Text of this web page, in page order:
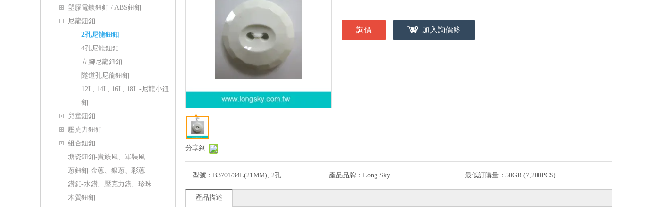
塑膠電鍍鈕釦 / ABS鈕釦
尼龍鈕釦
2孔尼龍鈕釦
4孔尼龍鈕釦
立腳尼龍鈕釦
隧道孔尼龍鈕釦
12L, 14L, 16L, 18L -尼龍小鈕
釦
兒童鈕釦
壓克力鈕釦
組合鈕釦
塘瓷鈕釦-貴族風、軍裝風
蔥鈕釦-金蔥、銀蔥、彩蔥
鑽釦-水鑽、壓克力鑽、珍珠
木質鈕釦
分享到:
詢價 加入詢價籃
型號： B3701/34L(21MM), 2孔 產品品牌： Long Sky 最低訂購量： 50GR (7,200PCS)
產品描述